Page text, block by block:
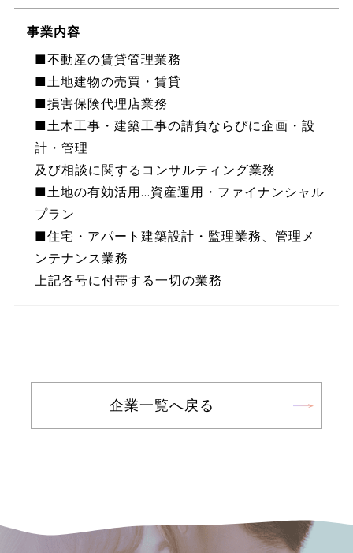
事業内容
■不動産の賃貸管理業務
■土地建物の売買・賃貸
■損害保険代理店業務
■土木工事・建築工事の請負ならびに企画・設
計・管理
及び相談に関するコンサルティング業務
■土地の有効活用…資産運用・ファイナンシャル
プラン
■住宅・アパート建築設計・監理業務、管理メ
ンテナンス業務
上記各号に付帯する一切の業務
企業一覧へ戻る